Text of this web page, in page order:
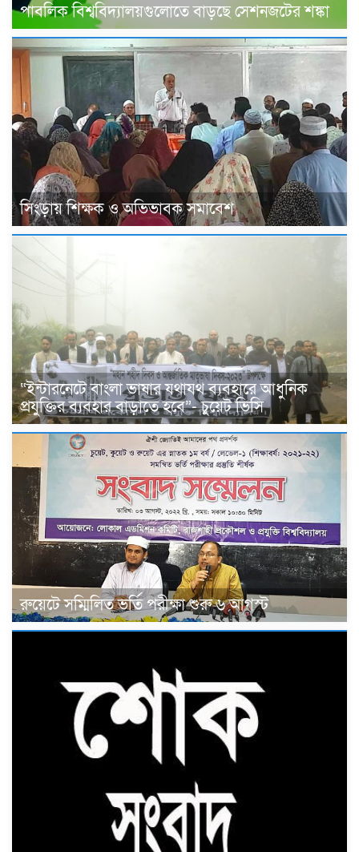
পাবলিক বিশ্ববিদ্যালয়গুলোতে বাড়ছে সেশনজটের শঙ্কা
সিংড়ায় শিক্ষক ও অভিভাবক সমাবেশ
“ইন্টারনেটে বাংলা ভাষার যথাযথ ব্যবহারে আধুনিক
প্রযুক্তির ব্যবহার বাড়াতে হবে”- চুয়েট ভিসি
রুয়েটে সম্মিলিত ভর্তি পরীক্ষা শুরু ৬ আগস্ট